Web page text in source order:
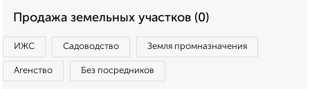
Продажа земельных участков (0)
ИЖС Садоводство Земля промназначения
Агенство Без посредников